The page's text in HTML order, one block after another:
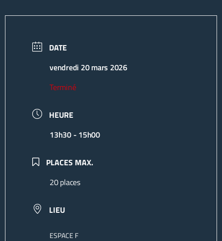
DATE
vendredi 20 mars 2026
Terminé
HEURE
13h30 - 15h00
PLACES MAX.
20 places
LIEU
ESPACE F